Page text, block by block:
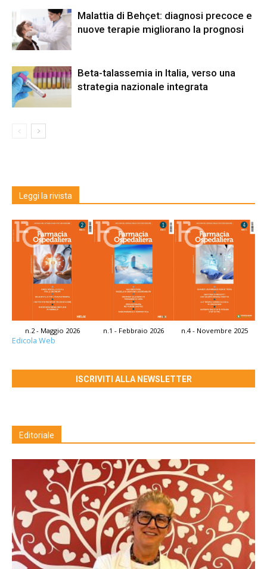
Malattia di Behçet: diagnosi precoce e
nuove terapie migliorano la prognosi
Beta-talassemia in Italia, verso una
strategia nazionale integrata
Leggi la rivista
n.2 - Maggio 2026 n.1 - Febbraio 2026 n.4 - Novembre 2025
Edicola Web
ISCRIVITI ALLA NEWSLETTER
Editoriale